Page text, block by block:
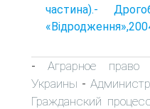
частина).-
-Аграрное право
Украины -
Гражданский